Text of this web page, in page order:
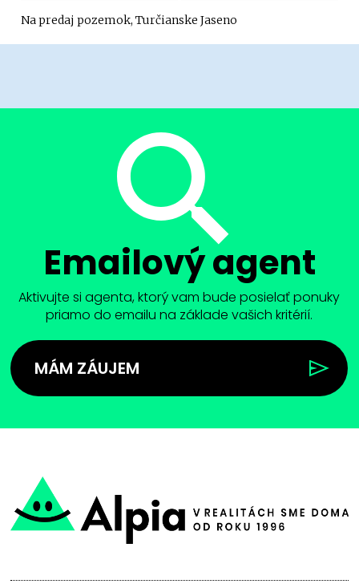
Na predaj pozemok, Turčianske Jaseno
Emailový agent
Aktivujte si agenta, ktorý vam bude posielať ponuky
priamo do emailu na základe vašich kritérií.
MÁM ZÁUJEM